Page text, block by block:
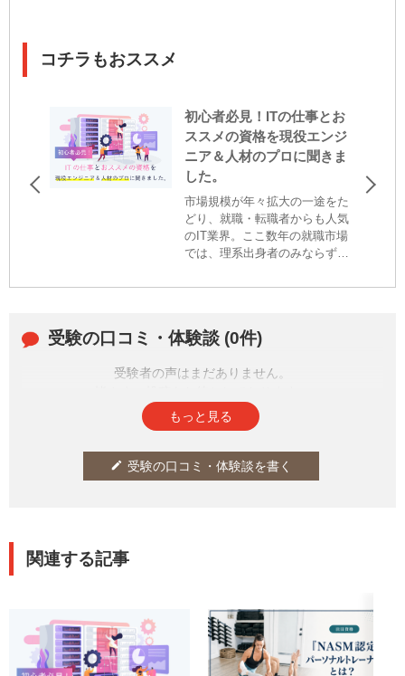
コチラもおススメ
初心者必見！ITの仕事とお
ススメの資格を現役エンジ
ニア＆人材のプロに聞きま
した。
市場規模が年々拡大の一途をた
どり、就職・転職者からも人気
のIT業界。ここ数年の就職市場
では、理系出身者のみならず、
採用するケースも増えており、I
mp;n...
受験の口コミ・体験談 (0件)
受験者の声はまだありません。
もっと見る
edit 受験の口コミ・体験談を書く
関連する記事